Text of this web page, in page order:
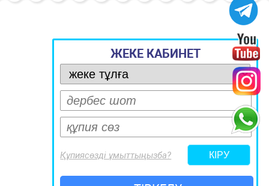
ЖЕКЕ КАБИНЕТ
Құпиясөзді ұмыттыңызба?